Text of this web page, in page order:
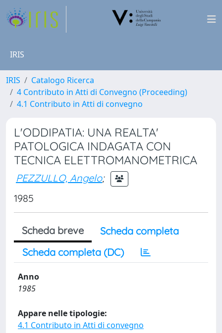
IRIS
IRIS
Catalogo Ricerca
4 Contributo in Atti di Convegno (Proceeding)
4.1 Contributo in Atti di convegno
L'ODDIPATIA: UNA REALTA'
PATOLOGICA INDAGATA CON
TECNICA ELETTROMANOMETRICA
PEZZULLO, Angelo;
1985
Scheda breve
Scheda completa
Scheda completa (DC)
Anno
1985
Appare nelle tipologie:
4.1 Contributo in Atti di convegno